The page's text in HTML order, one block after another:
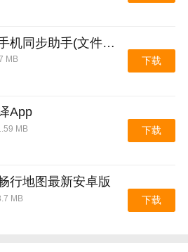
一键克隆手机同步助手(文件极速互传)
MB 下载
App
MB 下载
行地图最新安卓版
MB 下载